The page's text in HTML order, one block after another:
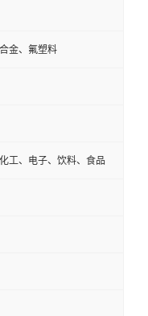
金、氟塑料
工、电子、饮料、食品